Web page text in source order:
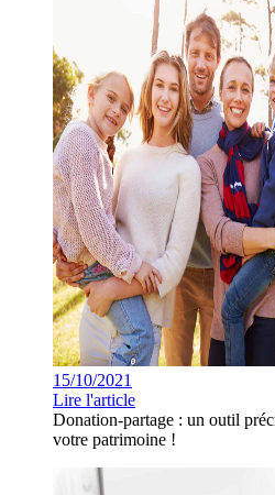
15/10/2021
Lire l'article
Donation-partage : un outil
votre patrimoine !